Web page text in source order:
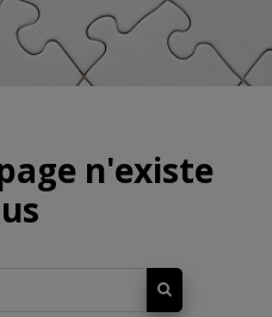
n'existe